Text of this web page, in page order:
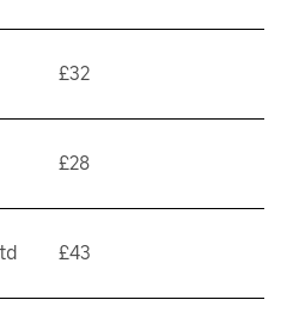
£32
£28
£43